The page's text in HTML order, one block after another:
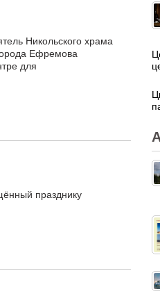
Никольского храма
Ефремова
для
празднику